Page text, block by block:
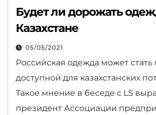
Будет ли дорожать
Казахстане
05/05/2021
Российская одежда может
доступной для казахстанских
Такое мнение в беседе с LS
президент Ассоциации